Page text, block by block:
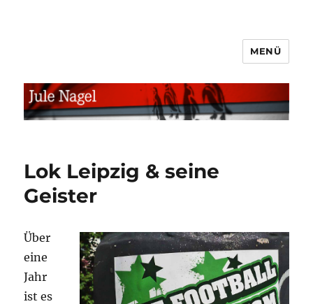
MENÜ
Lok Leipzig & seine
Geister
Über
eine
Jahr
ist es